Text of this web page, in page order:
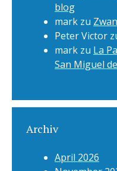
blog
mark zu
Peter Victor
mark zu La
San Miguel
Archiv
April 2026